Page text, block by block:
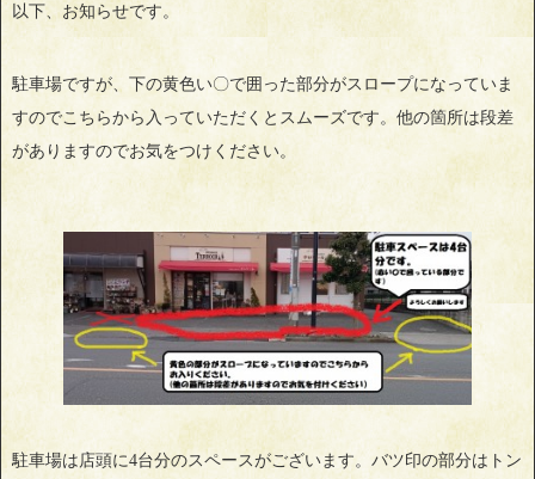
以下、お知らせです。
駐車場ですが、下の黄色い〇で囲った部分がスロープになっていま
すのでこちらから入っていただくとスムーズです。他の箇所は段差
がありますのでお気をつけください。
駐車場は店頭に4台分のスペースがございます。バツ印の部分はトン